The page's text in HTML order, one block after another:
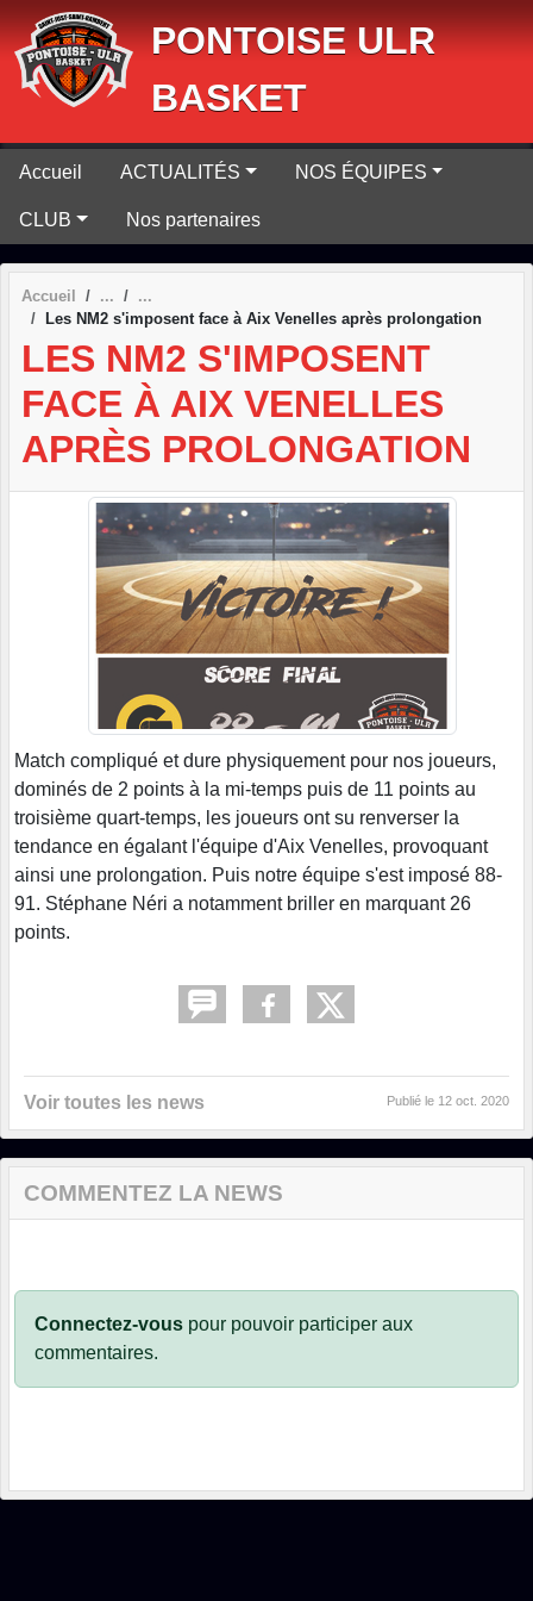
PONTOISE ULR
BASKET
Accueil ACTUALITÉS NOS ÉQUIPES
CLUB Nos partenaires
Accueil
Les NM2 s'imposent face à Aix Venelles après prolongation
LES NM2 S'IMPOSENT
FACE À AIX VENELLES
APRÈS PROLONGATION
Match compliqué et dure physiquement pour nos joueurs,
dominés de 2 points à la mi-temps puis de 11 points au
troisième quart-temps, les joueurs ont su renverser la
tendance en égalant l'équipe d'Aix Venelles, provoquant
ainsi une prolongation. Puis notre équipe s'est imposé 88-
91. Stéphane Néri a notamment briller en marquant 26
points.
Voir toutes les news Publié le 12 oct. 2020
COMMENTEZ LA NEWS
Connectez-vous pour pouvoir participer aux
commentaires.
Panneau de gestion des cookies